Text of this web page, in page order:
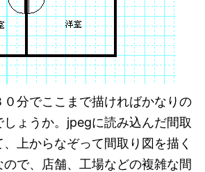
０分でここまで描ければかなりの
しょうか。jpegに読み込んだ間取
上からなぞって間取り図を描く
で、店舗、工場などの複雑な間